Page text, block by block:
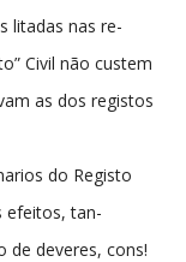
litadas nas re-
Civil não custem
as dos registos
do Registo
efeitos, tan-
de deveres, cons!